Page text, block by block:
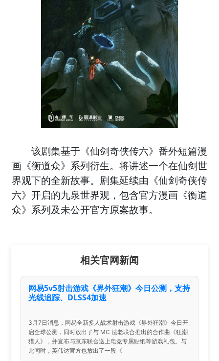
该剧集基于《仙剑奇侠传六》番外短篇漫
画《衡道众》系列衍生。将讲述一个在仙剑世
界观下的全新故事。剧集延续由《仙剑奇侠传
六》开启的九泉世界观，包含官方漫画《衡道
众》系列及未公开官方原案故事。
相关官网新闻
网易5v5射击游戏《界外狂潮》今日公测，支持
光线追踪、DLSS4加速
3月7日消息，网易全新多人战术射击游戏《界外狂潮》今日开
启全球公测，同时放出了与 MC 法老联合推出的合作曲《狂潮
猎人》，并宣布与京东联合送上电竞专属贴纸等游戏礼包。与
此同时，英伟达官方也放出了一段《